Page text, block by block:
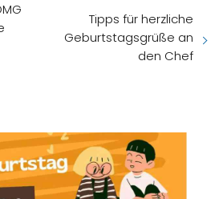
Tipps für herzliche
Geburtstagsgrüße an
den Chef